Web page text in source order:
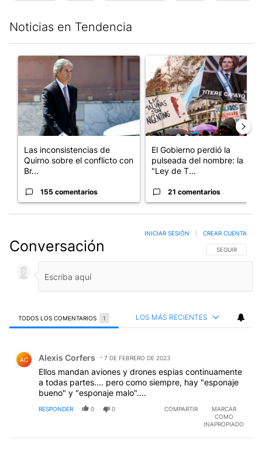
Noticias en Tendencia
Un artículo de tendencia con el título "Las inconsistencias de
Las inconsistencias de
Quirno sobre el conflicto con
Br...
155 comentarios
Un artículo de tendencia
El Gobierno perdió la
pulseada del nombre: la
"Ley de T...
21 comentarios
Conversación SIGA ESTA
SEGUIR
INICIAR SESIÓN CREAR CUENTA
TODOS LOS COMENTARIOS 1 LOS MÁS RECIENTES
AC Alexis Corfers 7 DE FEBRERO DE 2023
Ellos mandan aviones y drones espias continuamente
a todas partes.... pero como siempre, hay "esponaje
bueno" y "esponaje malo"....
RESPONDER 0 0 COMPARTIR
MARCAR
COMO
INAPROPIADO